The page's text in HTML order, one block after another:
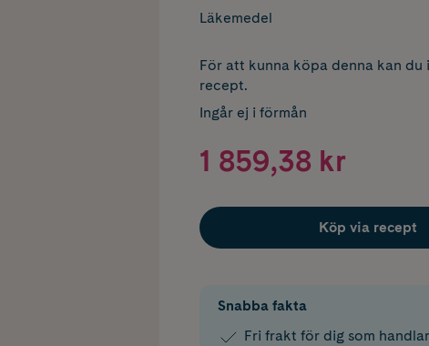
Läkemedel
För att kunna köpa denna kan du
recept.
Ingår ej i förmån
1 859,38 kr
Köp via recept
Snabba fakta
Fri frakt för dig som